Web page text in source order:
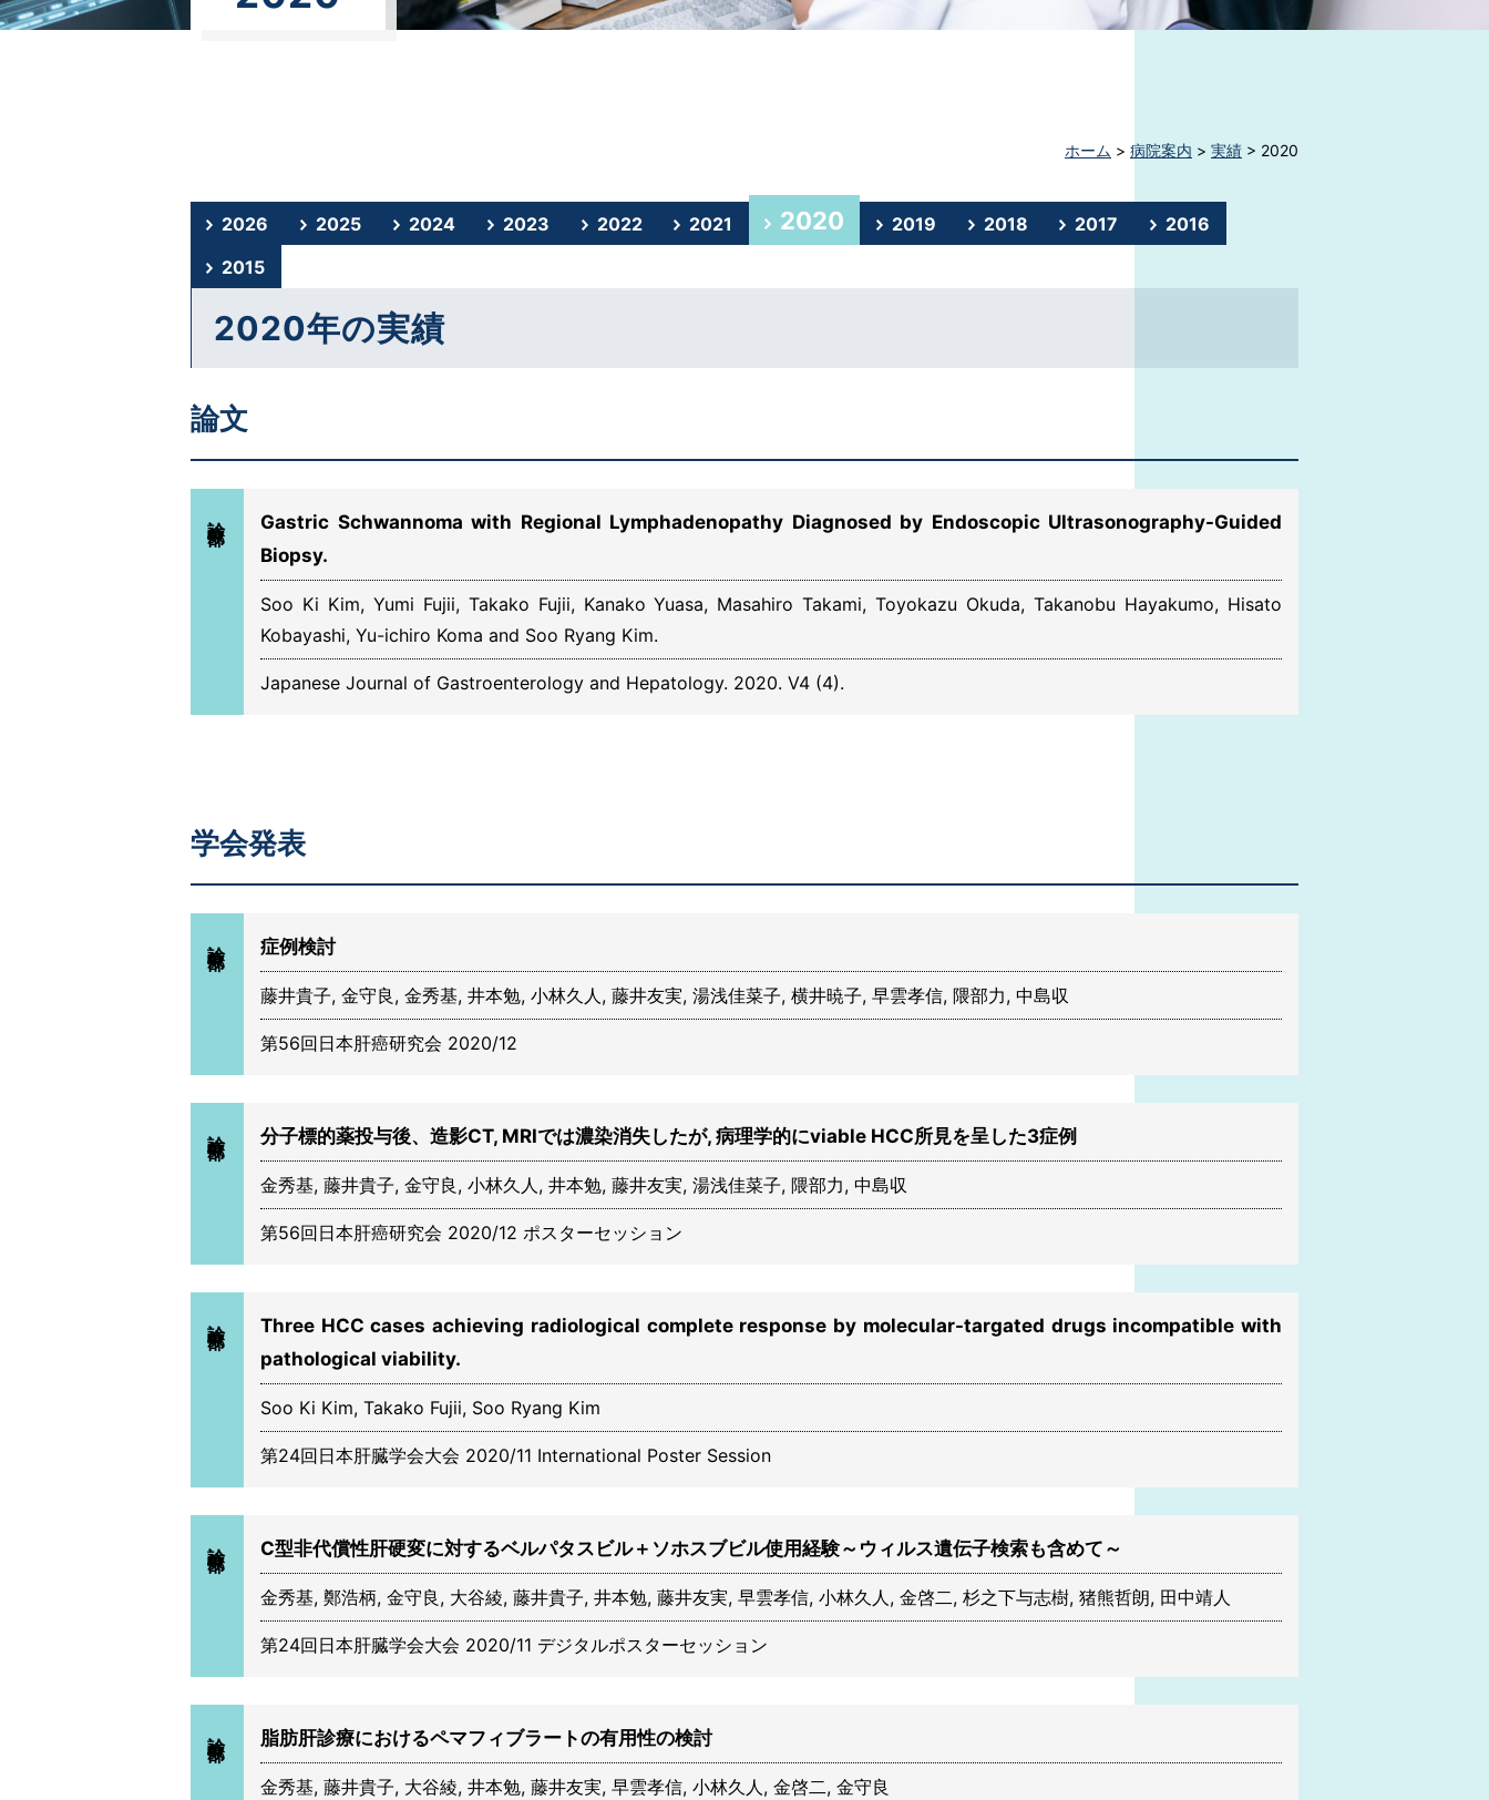
ホーム > 病院案内 > 実績 > 2020
2026 2025 2024 2023 2022 2021 2020 2019 2018 2017
2016
2015
2020年の実績
論文
Gastric Schwannoma with Regional Lymphadenopathy Diagnosed by Endoscopic Ultrasonography-Guided
Biopsy.
Soo Ki Kim, Yumi Fujii, Takako Fujii, Kanako Yuasa, Masahiro Takami, Toyokazu Okuda, Takanobu Hayakumo, Hisato
Kobayashi, Yu-ichiro Koma and Soo Ryang Kim.
Japanese Journal of Gastroenterology and Hepatology. 2020. V4 (4).
学会発表
症例検討
藤井貴子, 金守良, 金秀基, 井本勉, 小林久人, 藤井友実, 湯浅佳菜子, 横井暁子, 早雲孝信, 隈部力, 中島収
第56回日本肝癌研究会 2020/12
分子標的薬投与後、造影CT, MRIでは濃染消失したが, 病理学的にviable HCC所見を呈した3症例
金秀基, 藤井貴子, 金守良, 小林久人, 井本勉, 藤井友実, 湯浅佳菜子, 隈部力, 中島収
第56回日本肝癌研究会 2020/12 ポスターセッション
Three HCC cases achieving radiological complete response by molecular-targated drugs incompatible with
pathological viability.
Soo Ki Kim, Takako Fujii, Soo Ryang Kim
第24回日本肝臓学会大会 2020/11 International Poster Session
C型非代償性肝硬変に対するベルパタスビル＋ソホスブビル使用経験～ウィルス遺伝子検索も含めて～
金秀基, 鄭浩柄, 金守良, 大谷綾, 藤井貴子, 井本勉, 藤井友実, 早雲孝信, 小林久人, 金啓二, 杉之下与志樹, 猪熊哲朗, 田中靖人
第24回日本肝臓学会大会 2020/11 デジタルポスターセッション
脂肪肝診療におけるペマフィブラートの有用性の検討
金秀基, 藤井貴子, 大谷綾, 井本勉, 藤井友実, 早雲孝信, 小林久人, 金啓二, 金守良